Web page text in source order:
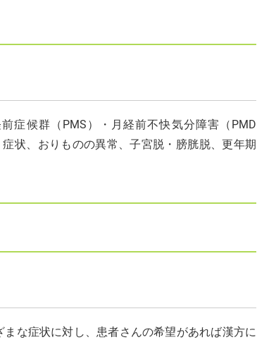
症候群（PMS）・月経前不快気分障害（PMD
状、おりものの異常、子宮脱・膀胱脱、更年期
な症状に対し、患者さんの希望があれば漢方に